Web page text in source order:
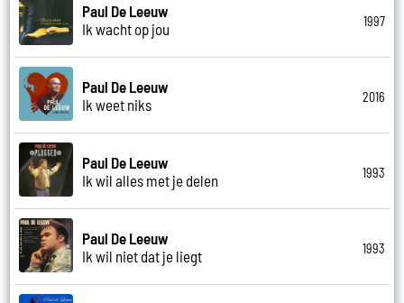
Paul De Leeuw
Ik wacht op jou
1997
Paul De Leeuw
Ik weet niks
2016
Paul De Leeuw
Ik wil alles met je delen
1993
Paul De Leeuw
Ik wil niet dat je liegt
1993